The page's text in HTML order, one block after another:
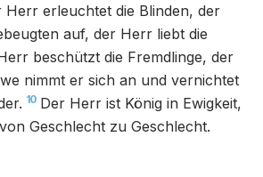
Herr erleuchtet die Blinden, der
auf, der Herr liebt die
beschützt die Fremdlinge, der
nimmt er sich an und vernichtet
10 Der Herr ist König in Ewigkeit,
Geschlecht zu Geschlecht.